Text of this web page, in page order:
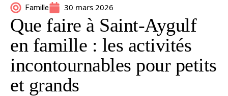
Famille 30 mars 2026
Que faire à Saint-Aygulf
en famille : les activités
incontournables pour petits
et grands